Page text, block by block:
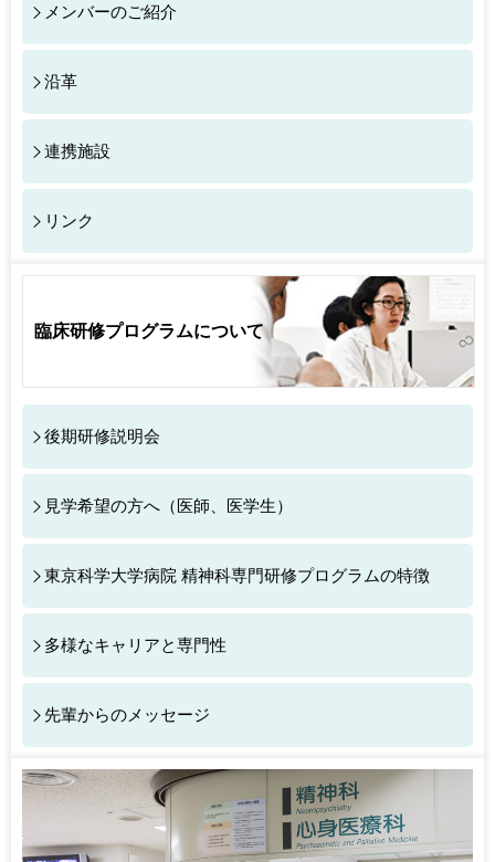
2025.08.26AMED 令和7年度 「脳神経科学統合プログラ
当教室 高橋英彦教授が分担研究者である研究開発課題
ました。
2025.07.19AMED 令和6年度 「脳神経科学統合プログラ
ム（個別重点研究課題）」 領域5 神経疾患・精神疾患の治
「生成/敵対AI・デジタル脳に基づく脳回路バイオマーカと
ニューロフィードバック治療に関する研究開発（研究代表
者 CORTESE Aurelio研究室長 株式会社国際電気通信基
礎技術研究所）が採択されました。
した！
2025.06.17当分野特任助教の田畑光一先生が、日本生物
学的精神医学会 2024年度国際学会発表奨励賞を受賞しま
2025.04.27 当分野大学院生の豊田早織先生が第１５回日
本統合失調症学会学会賞を受賞しました！
断シンポジウム「現実/幻覚とバーチャル・リアリティ」が
開催されます。是非、ご参加ください。
2025.01.31当分野大学院生の田畑光一先生が日本統合失
調症学会 第5回国際学会若手発表奨励賞を受賞しました！
2025.01.07 研究のご紹介を更新しました。
2024.11.29小林七彩助教(ジョイントリサーチ講座)が、
メンバーのご紹介
沿革
連携施設
リンク
臨床研修プログラムについて
後期研修説明会
見学希望の方へ（医師、医学生）
東京科学大学病院 精神科専門研修プログラムの特徴
多様なキャリアと専門性
先輩からのメッセージ